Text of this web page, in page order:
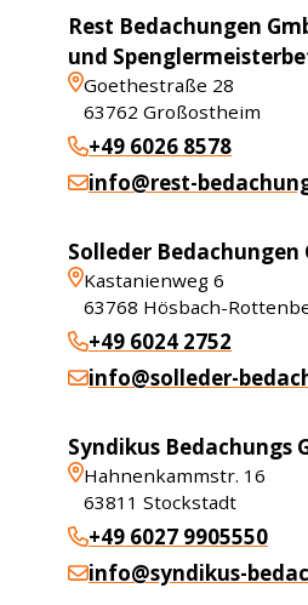
Rest Bedachungen
und
Goethestraße 28
63762 Großostheim
+49 6026 8578
info@rest-
Solleder Bedachungen
Kastanienweg 6
63768 Hösbach-
+49 6024 2752
info@solleder-
Syndikus Bedachungs
Hahnenkammstr. 16
63811 Stockstadt
+49 6027 9905550
info@syndikus-